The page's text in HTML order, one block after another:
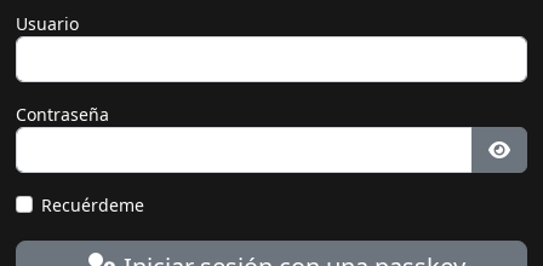
Usuario
Contraseña
Recuérdeme